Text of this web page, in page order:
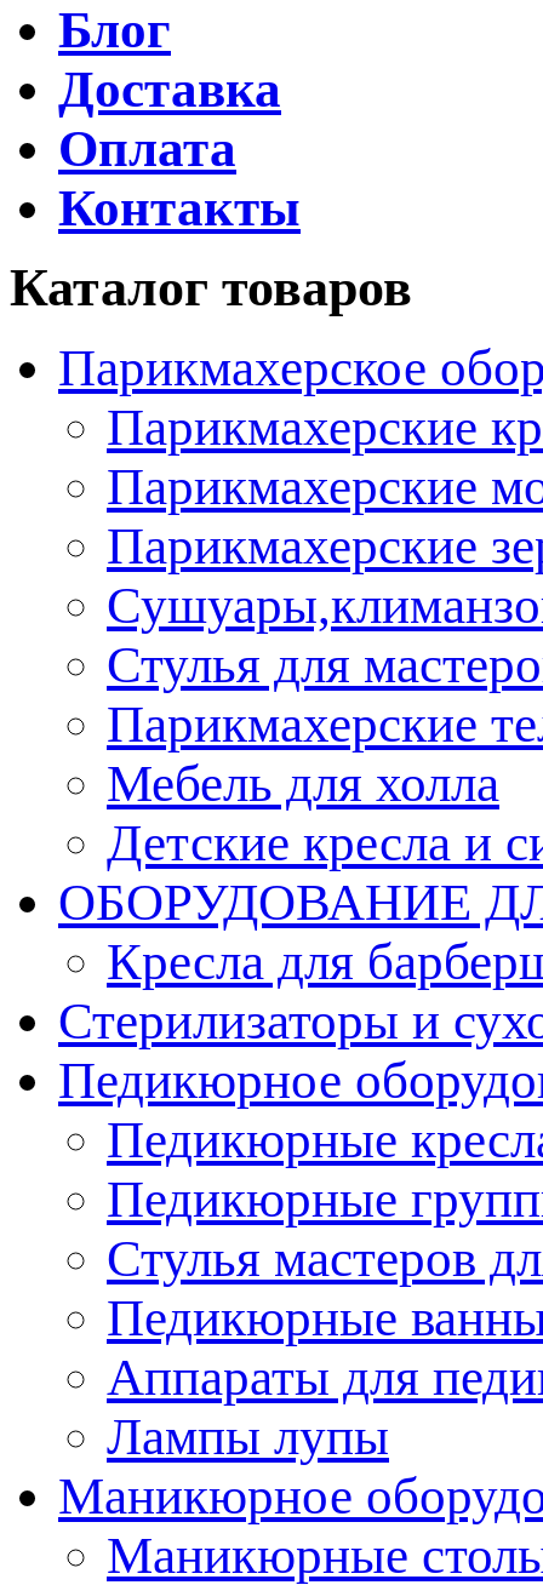
Блог
Доставка
Оплата
Контакты
Каталог товаров
Парикмахерское
Парикмахерские
Парикмахерские
Парикмахерские
Стулья для
Парикмахерские
Мебель для холла
Детские кресла и
ОБОРУДОВАНИЕ
Кресла для
Стерилизаторы и
Педикюрное
Педикюрные
Педикюрные
Стулья мастеров
Педикюрные
Аппараты для
Лампы лупы
Маникюрное
Маникюрные